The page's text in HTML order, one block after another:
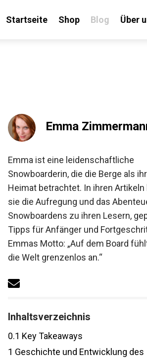
Startseite Shop Blog Über
Emma Zimmermann
Emma ist eine leidenschaftliche
Snowboarderin, die die Berge als ihre
zweite Heimat betrachtet. In ihren
bringt sie die Aufregung und das
des Snowboardens zu ihren Lesern,
gepaart mit Tipps für Anfänger und
Fortgeschrittene. Emmas Motto:
Board fühlt sich die Welt grenzenlos
Inhaltsverzeichnis
0.1Key Takeaways
Geschichte und Entwicklung des
an!